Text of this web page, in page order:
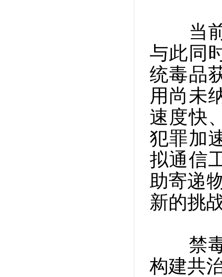
当前
与此同
统毒品
用尚未
速度快
犯罪加
拟通信
助寄递
新的挑
禁毒
构建共